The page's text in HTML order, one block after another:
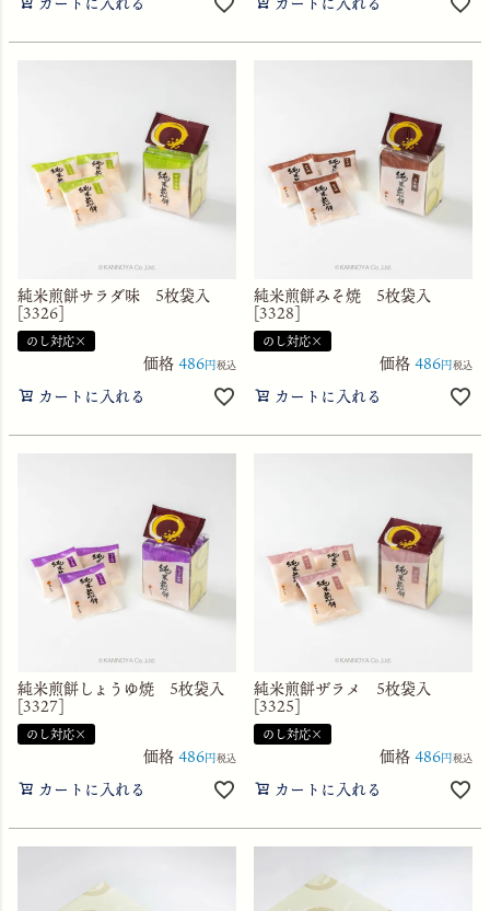
純米煎餅サラダ味 5枚袋入
[3326]
のし対応×
価格486 税込
カートに入れる
純米煎餅みそ焼 5枚袋入
[3328]
のし対応×
価格486 税込
カートに入れる
純米煎餅しょうゆ焼 5枚袋入
[3327]
のし対応×
価格486 税込
カートに入れる
純米煎餅ザラメ 5枚袋入
[3325]
のし対応×
価格486 税込
カートに入れる